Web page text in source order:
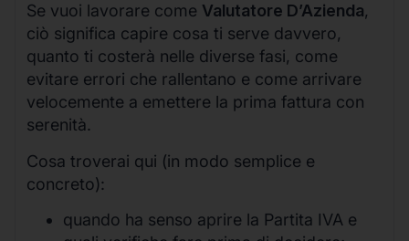
Se vuoi lavorare come Valutatore D’Azienda,
ciò significa capire cosa ti serve davvero,
quanto ti costerà nelle diverse fasi, come
evitare errori che rallentano e come arrivare
velocemente a emettere la prima fattura con
serenità.
Cosa troverai qui (in modo semplice e
concreto):
quando ha senso aprire la Partita IVA e